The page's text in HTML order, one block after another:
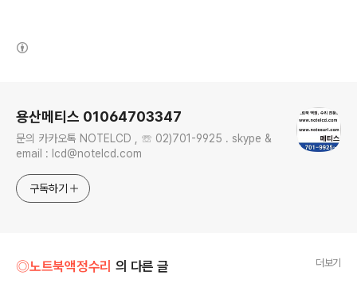
용산메티스 01064703347
문의 카카오톡 NOTELCD , ☏ 02)701-9925 . skype &
email : lcd@notelcd.com
구독하기
◎노트북액정수리 의 다른 글 더보기